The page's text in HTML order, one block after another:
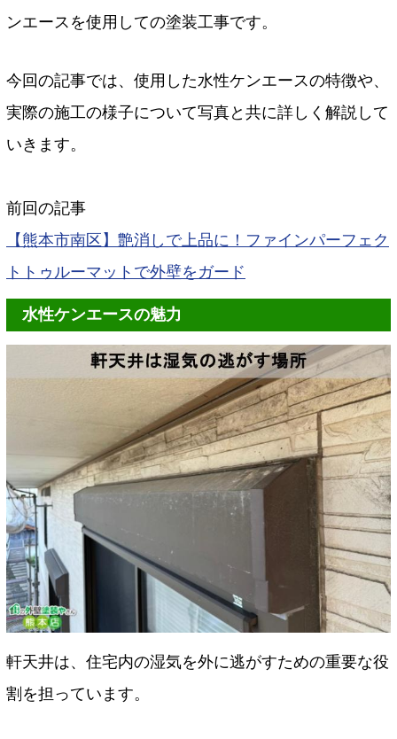
ンエースを使用しての塗装工事です。
今回の記事では、使用した水性ケンエースの特徴や、
実際の施工の様子について写真と共に詳しく解説して
いきます。
前回の記事
【熊本市南区】艶消しで上品に！ファインパーフェク
トトゥルーマットで外壁をガード
水性ケンエースの魅力
軒天井は、住宅内の湿気を外に逃がすための重要な役
割を担っています。